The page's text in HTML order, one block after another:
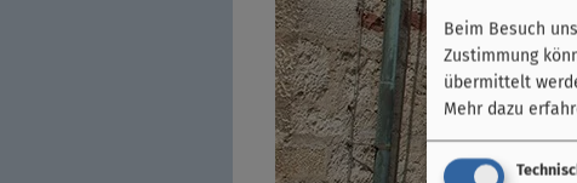
Beim Besuch
Zustimmung
übermittelt
Mehr dazu